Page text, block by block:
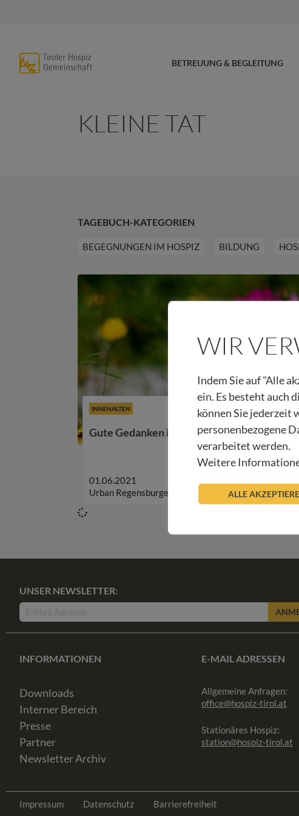
BETREUUNG & BEGLEITUNG
KLEINE TAT
TAGEBUCH-KATEGORIEN
BEGEGNUNGEN IM HOSPIZ BILDUNG
INNEHALTEN
Gute Gedanken in unruhigen Zeiten –
01.06.2021
Urban Regensburger
UNSER NEWSLETTER:
INFORMATIONEN
Downloads
Interner Bereich
Presse
Partner
Newsletter Archiv
E-MAIL ADRESSEN
Allgemeine Anfragen:
office@hospiz-tirol.at
Stationäres Hospiz:
station@hospiz-tirol.at
Impressum Datenschutz Barrierefreiheit
WIR
Indem Sie auf "Alle
ein. Es besteht auch
können Sie jederzeit
personenbezogene
verarbeitet werden.
Weitere
ALLE